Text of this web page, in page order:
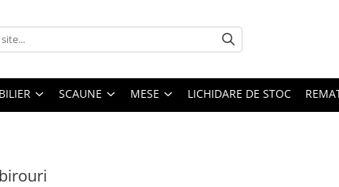
SCAUNE MESE LICHIDARE DE STOC